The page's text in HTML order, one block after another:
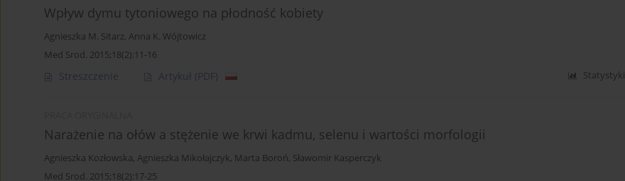
Wpływ dymu tytoniowego na płodność kobiety
Agnieszka M. Sitarz, Anna K. Wójtowicz
Med Srod. 2015;18(2):11-16
Streszczenie Artykuł (PDF) Statystyki
Narażenie na ołów a stężenie we krwi kadmu, selenu i wartości morfologii
Agnieszka Kozłowska, Agnieszka Mikołajczyk, Marta Boroń, Sławomir Kasperczyk
Med Srod. 2015;18(2):17-25